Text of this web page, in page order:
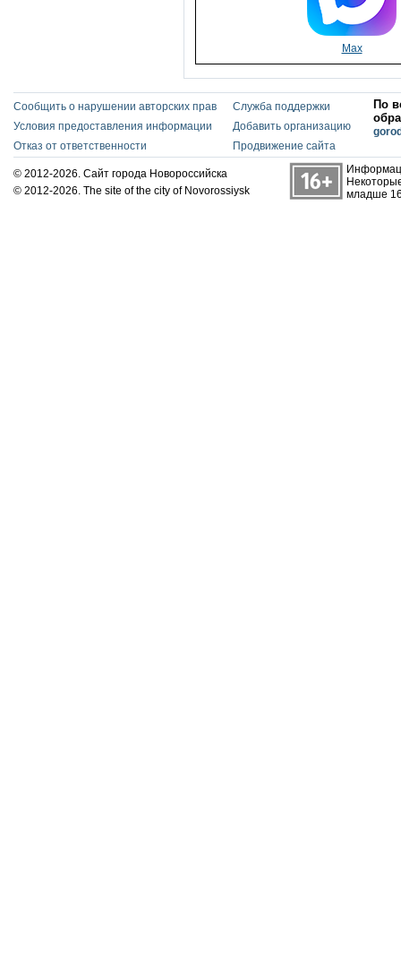
Max
Сообщить о нарушении авторских прав
Условия предоставления информации
Отказ от ответственности
Служба поддержки
Добавить организацию
Продвижение сайта
По
© 2012-2026. Сайт города Новороссийска
© 2012-2026. The site of the city of Novorossiysk
младше